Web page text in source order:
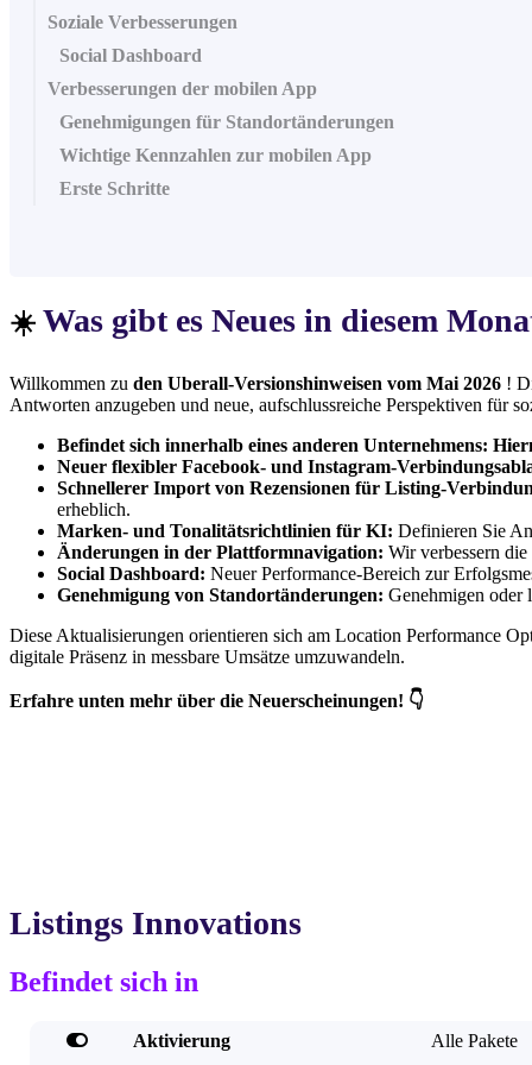
Soziale Verbesserungen
Social Dashboard
Verbesserungen der mobilen App
Genehmigungen für Standortänderungen
Wichtige Kennzahlen zur mobilen App
Erste Schritte
☀️ Was gibt es Neues in diesem
Willkommen zu den Uberall-Versionshinweisen vom Mai 2026 !
Antworten anzugeben und neue, aufschlussreiche Perspektiven für
Befindet sich innerhalb eines anderen Unternehmens:
Neuer flexibler Facebook- und Instagram-
Schnellerer Import von Rezensionen für Listing-
erheblich.
Marken- und Tonalitätsrichtlinien für KI: Definieren Sie
Änderungen in der Plattformnavigation: Wir verbessern
Social Dashboard: Neuer Performance-Bereich zur
Genehmigung von Standortänderungen: Genehmigen oder
Diese Aktualisierungen orientieren sich am Location Performance
digitale Präsenz in messbare Umsätze umzuwandeln.
Erfahre unten mehr über die Neuerscheinungen! 👇
Listings Innovations
Befindet sich in
 Aktivierung Alle Pakete